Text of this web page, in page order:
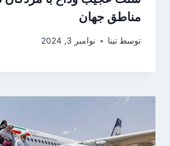
مناطق جهان
توسط تینا نوامبر 3, 2024